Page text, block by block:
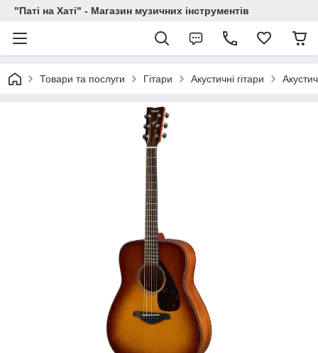
"Паті на Хаті" - Магазин музичних інструментів
Товари та послуги Гітари Акустичні гітари